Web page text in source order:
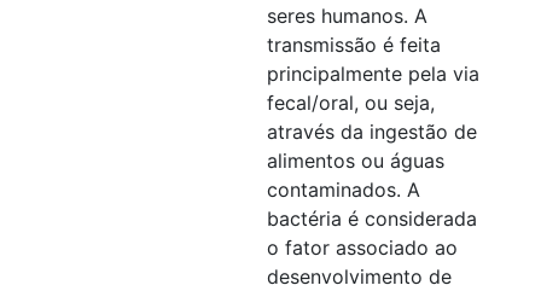
seres humanos. A
transmissão é feita
principalmente pela via
fecal/oral, ou seja,
através da ingestão de
alimentos ou águas
contaminados. A
bactéria é considerada
o fator associado ao
desenvolvimento de